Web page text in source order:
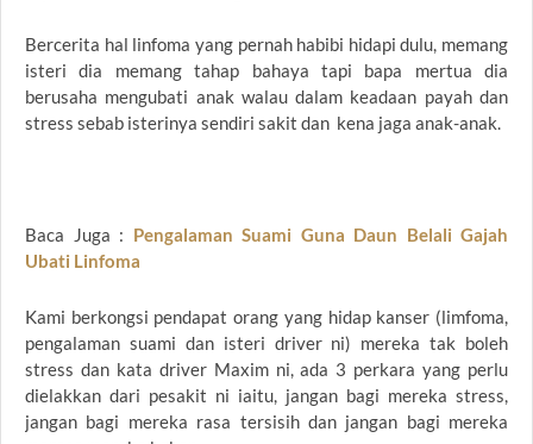
Bercerita hal linfoma yang pernah habibi hidapi dulu, memang
isteri dia memang tahap bahaya tapi bapa mertua dia
berusaha mengubati anak walau dalam keadaan payah dan
stress sebab isterinya sendiri sakit dan kena jaga anak-anak.
Baca Juga : Pengalaman Suami Guna Daun Belali Gajah
Ubati Linfoma
Kami berkongsi pendapat orang yang hidap kanser (limfoma,
pengalaman suami dan isteri driver ni) mereka tak boleh
stress dan kata driver Maxim ni, ada 3 perkara yang perlu
dielakkan dari pesakit ni iaitu, jangan bagi mereka stress,
jangan bagi mereka rasa tersisih dan jangan bagi mereka